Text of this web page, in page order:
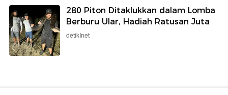
280 Piton Ditaklukkan dalam Lomba
Berburu Ular, Hadiah Ratusan Juta
detikInet